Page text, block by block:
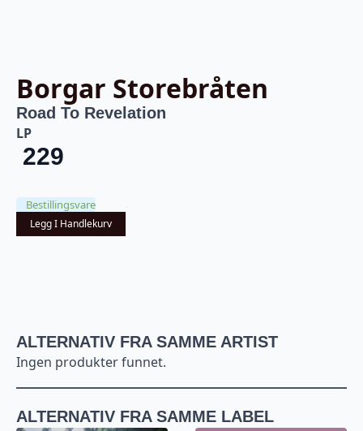
Borgar Storebråten
Road To Revelation
LP
229
Bestillingsvare
Legg I Handlekurv
ALTERNATIV FRA SAMME ARTIST
Ingen produkter funnet.
ALTERNATIV FRA SAMME LABEL